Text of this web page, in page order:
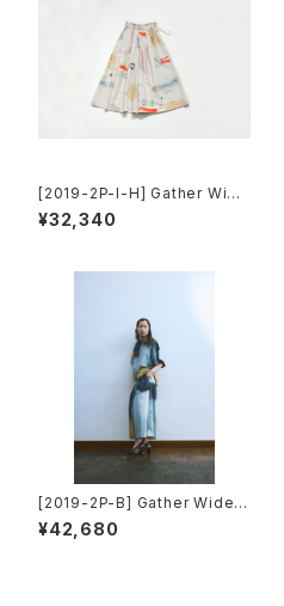
[2019-2P-I-H] Gather Wide
Pants
¥32,340
[2019-2P-B] Gather Wide P
ants
¥42,680